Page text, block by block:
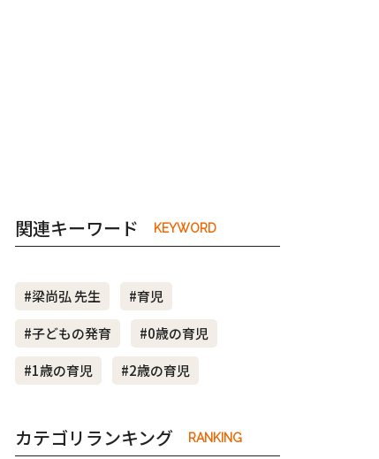
関連キーワード KEYWORD
#梁尚弘 先生
#育児
#子どもの発育
#0歳の育児
#1歳の育児
#2歳の育児
カテゴリランキング RANKING